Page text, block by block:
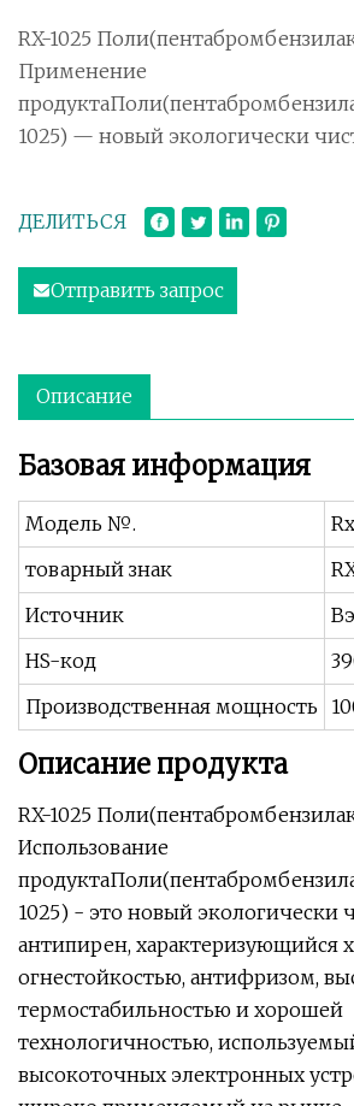
RX-1025
Применение
1025) — новый экологически
ДЕЛИТЬСЯ
Отправить запрос
Описание
Базовая информация
Модель №.
товарный знак
Источник
HS-код
Производственная мощность
Описание продукта
RX-1025
Использование
1025) - это новый экологически
антипирен, характеризующийся
огнестойкостью, антифризом,
термостабильностью и хорошей
технологичностью,
высокоточных электронных